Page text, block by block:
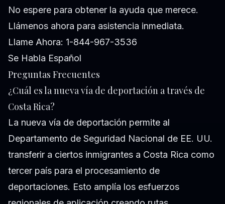
No espere para obtener la ayuda que merece.
Llámenos ahora para asistencia inmediata.
Llame Ahora: 1-844-967-3536
Se Habla Español
Preguntas Frecuentes
¿Cuál es la nueva vía de deportación a través de
Costa Rica?
La nueva vía de deportación permite al
Departamento de Seguridad Nacional de EE. UU.
transferir a ciertos inmigrantes a Costa Rica como
tercer país para el procesamiento de
deportaciones. Esto amplía los esfuerzos